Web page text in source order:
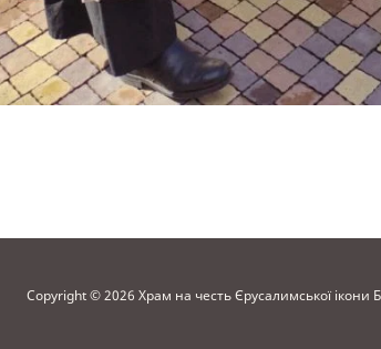
Copyright © 2026 Храм на честь Єрусалимської ікони